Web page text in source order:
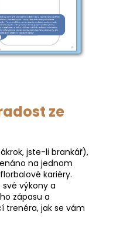
ze
jste-li brankář),
na jednom
kariéry.
výkony a
zápasu a
trenéra, jak se vám